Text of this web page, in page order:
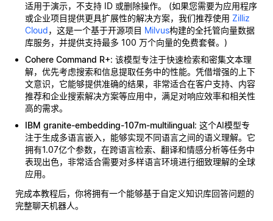
适用于演示，不支持 ID 或删除操作。 (如果您需要为应用程序
或企业项目提供更具扩展性的解决方案，我们推荐使用 Zilliz
Cloud，这是一个基于开源项目 Milvus构建的全托管向量数据
库服务，并提供支持最多 100 万个向量的免费套餐。)
Cohere Command R+: 该模型专注于快速检索和密集文本理
解，优先考虑搜索和信息提取任务中的性能。凭借增强的上下
文意识，它能够提供准确的结果，非常适合在客户支持、内容
推荐和企业搜索解决方案等应用中，满足对响应效率和相关性
高的需求。
IBM granite-embedding-107m-multilingual: 这个AI模型专
注于生成多语言嵌入，能够实现不同语言之间的语义理解。它
拥有1.07亿个参数，在跨语言检索、翻译和情感分析等任务中
表现出色，非常适合需要对多样语言环境进行细致理解的全球
应用。
完成本教程后，你将拥有一个能够基于自定义知识库回答问题的
完整聊天机器人。